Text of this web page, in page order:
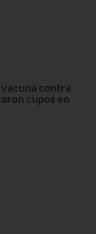
contra
cupos en